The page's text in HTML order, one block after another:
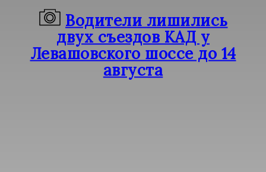
Водители лишились
двух съездов КАД у
Левашовского шоссе до 14
августа